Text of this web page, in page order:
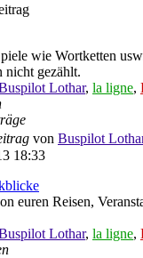
wie Wortketten
nicht gezählt.
Lothar, la ligne,
von Buspilot
18:33
euren Reisen,
Lothar, la ligne,